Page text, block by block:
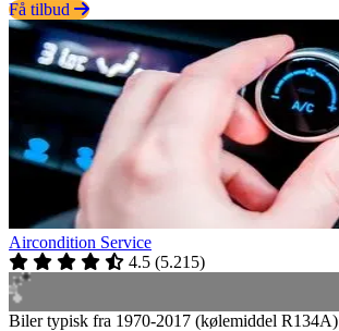
Få tilbud
Aircondition Service
4.5 (5.215)
Biler typisk fra 1970-2017 (kølemiddel R134A)